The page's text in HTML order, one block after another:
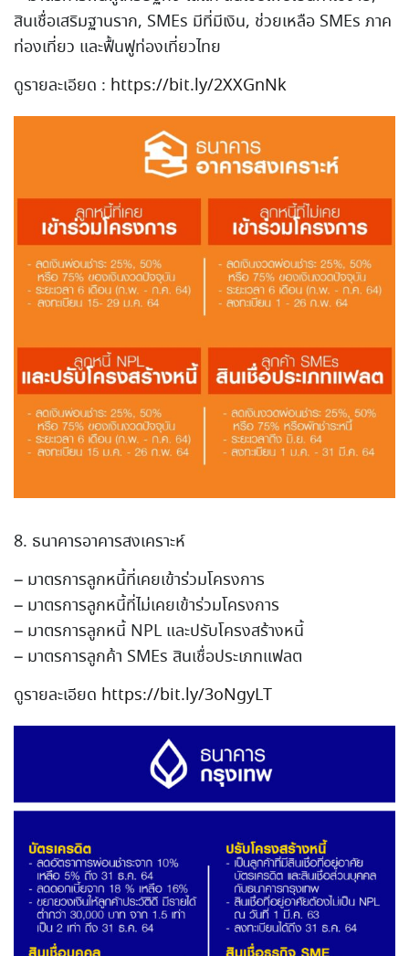
สินเชื่อเสริมฐานราก, SMEs มีที่มีเงิน, ช่วยเหลือ SMEs ภาค
ท่องเที่ยว และฟื้นฟูท่องเที่ยวไทย
ดูรายละเอียด : https://bit.ly/2XXGnNk
8. ธนาคารอาคารสงเคราะห์
– มาตรการลูกหนี้ที่เคยเข้าร่วมโครงการ
– มาตรการลูกหนี้ที่ไม่เคยเข้าร่วมโครงการ
– มาตรการลูกหนี้ NPL และปรับโครงสร้างหนี้
– มาตรการลูกค้า SMEs สินเชื่อประเภทแฟลต
ดูรายละเอียด https://bit.ly/3oNgyLT